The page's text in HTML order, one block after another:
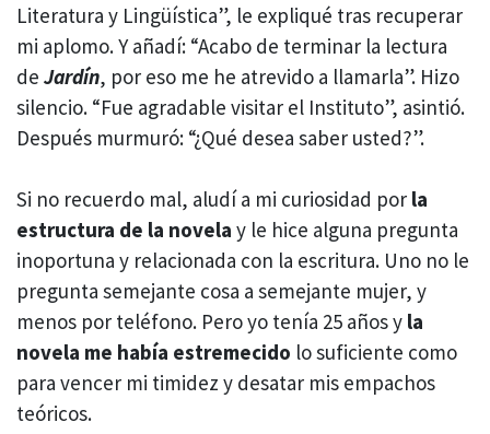
Literatura y Lingüística”, le expliqué tras recuperar
mi aplomo. Y añadí: “Acabo de terminar la lectura
de Jardín, por eso me he atrevido a llamarla”. Hizo
silencio. “Fue agradable visitar el Instituto”, asintió.
Después murmuró: “¿Qué desea saber usted?”.
Si no recuerdo mal, aludí a mi curiosidad por la
estructura de la novela y le hice alguna pregunta
inoportuna y relacionada con la escritura. Uno no le
pregunta semejante cosa a semejante mujer, y
menos por teléfono. Pero yo tenía 25 años y la
novela me había estremecido lo suficiente como
para vencer mi timidez y desatar mis empachos
teóricos.